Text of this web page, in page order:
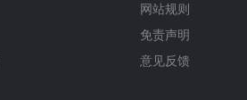
网站规则
免责声明
意见反馈